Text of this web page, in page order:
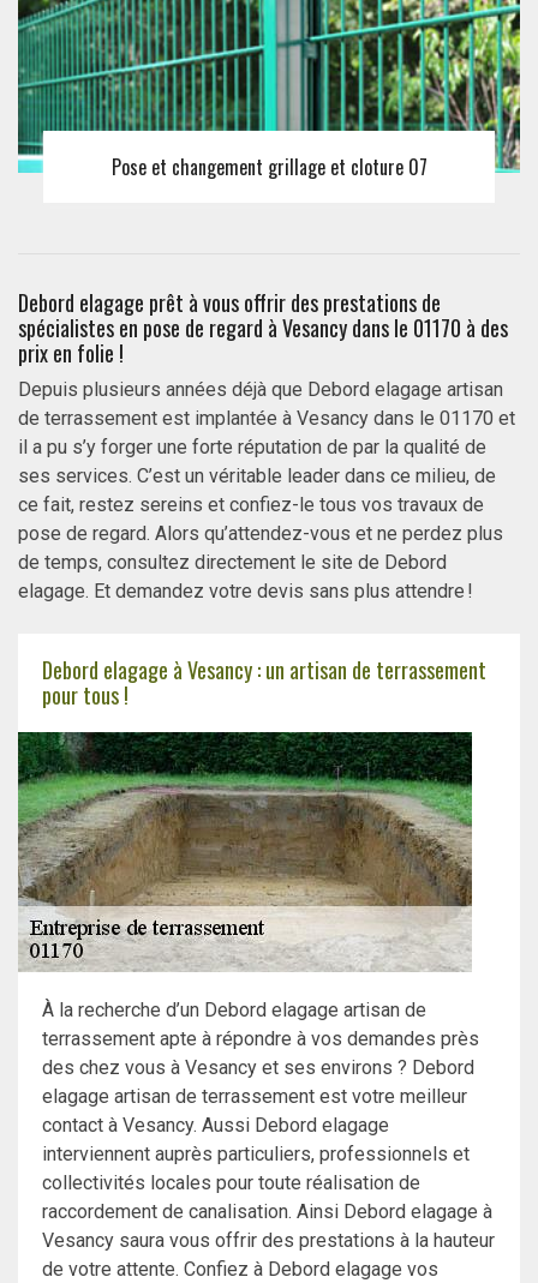
Pose et changement grillage et cloture 07
Debord elagage prêt à vous offrir des prestations de
spécialistes en pose de regard à Vesancy dans le 01170 à des
prix en folie !
Depuis plusieurs années déjà que Debord elagage artisan
de terrassement est implantée à Vesancy dans le 01170 et
il a pu s’y forger une forte réputation de par la qualité de
ses services. C’est un véritable leader dans ce milieu, de
ce fait, restez sereins et confiez-le tous vos travaux de
pose de regard. Alors qu’attendez-vous et ne perdez plus
de temps, consultez directement le site de Debord
elagage. Et demandez votre devis sans plus attendre !
Debord elagage à Vesancy : un artisan de terrassement
pour tous !
À la recherche d’un Debord elagage artisan de
terrassement apte à répondre à vos demandes près
des chez vous à Vesancy et ses environs ? Debord
elagage artisan de terrassement est votre meilleur
contact à Vesancy. Aussi Debord elagage
interviennent auprès particuliers, professionnels et
collectivités locales pour toute réalisation de
raccordement de canalisation. Ainsi Debord elagage à
Vesancy saura vous offrir des prestations à la hauteur
de votre attente. Confiez à Debord elagage vos